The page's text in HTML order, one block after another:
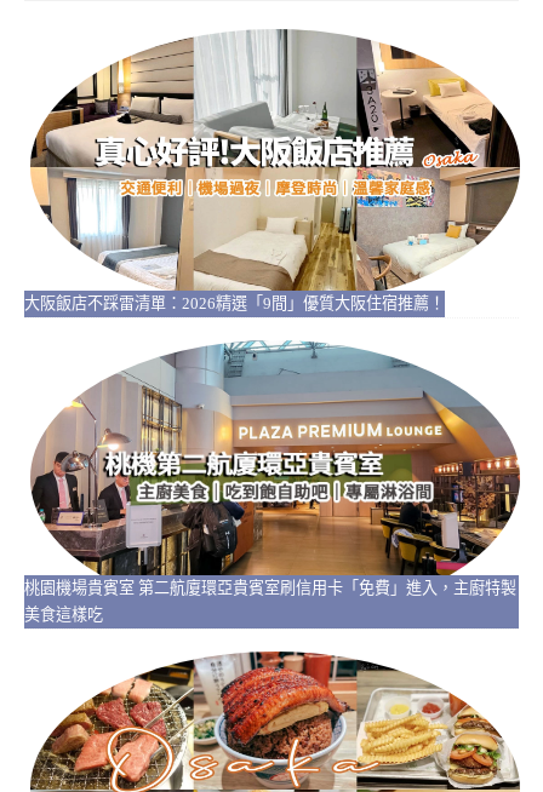
大阪飯店不踩雷清單：2026精選「9間」優質大阪住宿推薦！
桃園機場貴賓室 第二航廈環亞貴賓室刷信用卡「免費」進入，主廚特製
美食這樣吃